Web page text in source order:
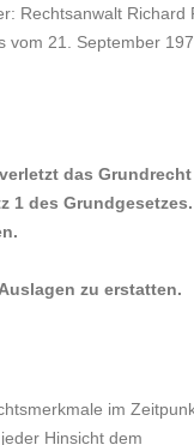
Rechtsanwalt Richard
vom 21. September
das Grundrecht
1 des Grundgesetzes.
zu erstatten.
im
Hinsicht dem